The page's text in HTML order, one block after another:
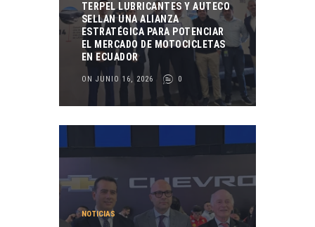
TERPEL LUBRICANTES Y AUTECO
SELLAN UNA ALIANZA
ESTRATÉGICA PARA POTENCIAR
EL MERCADO DE MOTOCICLETAS
EN ECUADOR
ON JUNIO 16, 2026 0
NOTICIAS